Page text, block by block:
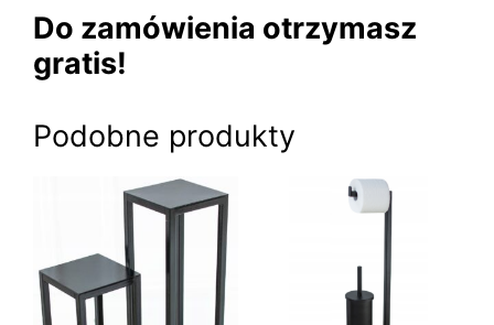
Do zamówienia otrzymasz
gratis!
Podobne produkty